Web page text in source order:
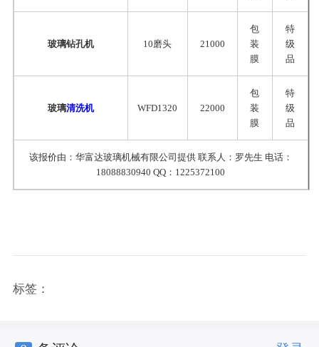
玻璃钻孔机 10磨头 21000
包
装
膜
特
级
品
玻璃清洗机 WFD1320 22000
包
装
膜
特
级
品
该报价由：华富达玻璃机械有限公司提供 联系人：罗先生 电话：
18088830940 QQ：1225372100
标签：